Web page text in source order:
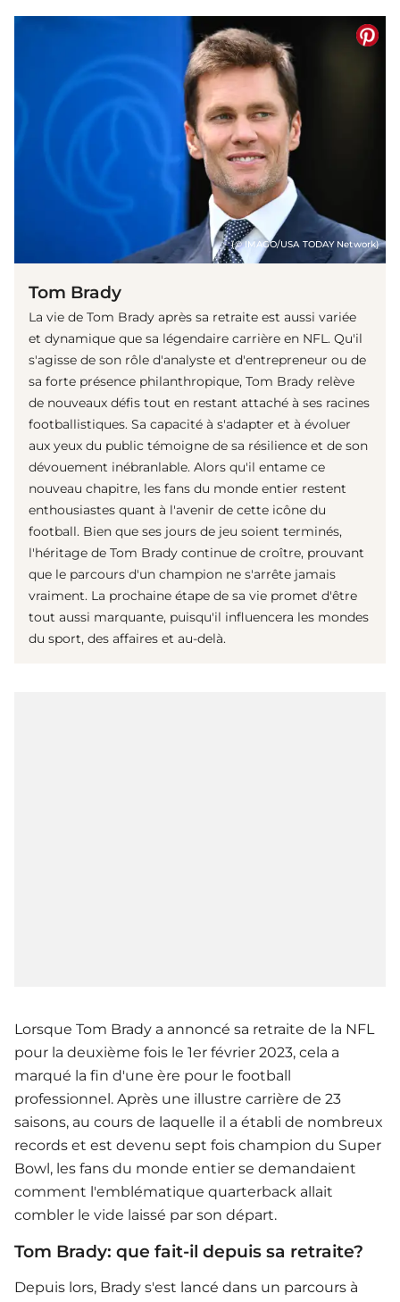
(© IMAGO/USA TODAY Network)
Tom Brady
La vie de Tom Brady après sa retraite est aussi variée
et dynamique que sa légendaire carrière en NFL. Qu'il
s'agisse de son rôle d'analyste et d'entrepreneur ou de
sa forte présence philanthropique, Tom Brady relève
de nouveaux défis tout en restant attaché à ses racines
footballistiques. Sa capacité à s'adapter et à évoluer
aux yeux du public témoigne de sa résilience et de son
dévouement inébranlable. Alors qu'il entame ce
nouveau chapitre, les fans du monde entier restent
enthousiastes quant à l'avenir de cette icône du
football. Bien que ses jours de jeu soient terminés,
l'héritage de Tom Brady continue de croître, prouvant
que le parcours d'un champion ne s'arrête jamais
vraiment. La prochaine étape de sa vie promet d'être
tout aussi marquante, puisqu'il influencera les mondes
du sport, des affaires et au-delà.
Lorsque Tom Brady a annoncé sa retraite de la NFL
pour la deuxième fois le 1er février 2023, cela a
marqué la fin d'une ère pour le football
professionnel. Après une illustre carrière de 23
saisons, au cours de laquelle il a établi de nombreux
records et est devenu sept fois champion du Super
Bowl, les fans du monde entier se demandaient
comment l'emblématique quarterback allait
combler le vide laissé par son départ.
Tom Brady: que fait-il depuis sa retraite?
Depuis lors, Brady s'est lancé dans un parcours à